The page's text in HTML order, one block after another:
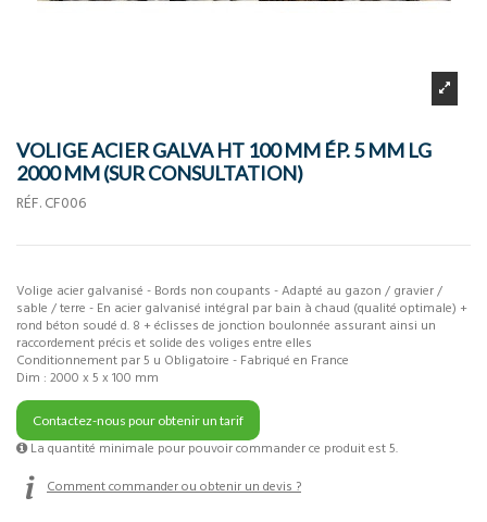
VOLIGE ACIER GALVA HT 100 MM ÉP. 5 MM LG
2000 MM (SUR CONSULTATION)
RÉF. CF006
Volige acier galvanisé - Bords non coupants - Adapté au gazon / gravier /
sable / terre - En acier galvanisé intégral par bain à chaud (qualité optimale) +
rond béton soudé d. 8 + éclisses de jonction boulonnée assurant ainsi un
raccordement précis et solide des voliges entre elles
Conditionnement par 5 u Obligatoire - Fabriqué en France
Dim : 2000 x 5 x 100 mm
Contactez-nous pour obtenir un tarif
La quantité minimale pour pouvoir commander ce produit est 5.
Comment commander ou obtenir un devis ?